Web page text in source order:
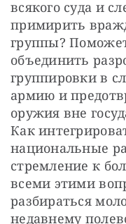
всякого суда и
примирить
группы?
объединить
группировки в
армию и
оружия вне
Как
национальные
стремление к
всеми этими
разбираться
недавнему